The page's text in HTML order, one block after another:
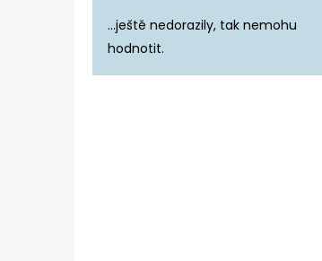
Hodnocení produktu je 5 z
...ještě nedorazily, tak nemohu
hodnotit.